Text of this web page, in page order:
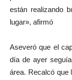
están realizando
lugar», afirmó
Aseveró que el
día de ayer
área. Recalcó que